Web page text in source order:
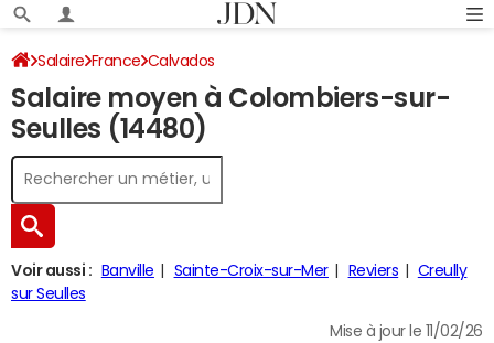
Salaire France Calvados
Salaire moyen à Colombiers-sur-
Seulles (14480)
Voir aussi : Banville Sainte-Croix-sur-Mer Reviers
Creully
sur Seulles
Mise à jour le 11/02/26